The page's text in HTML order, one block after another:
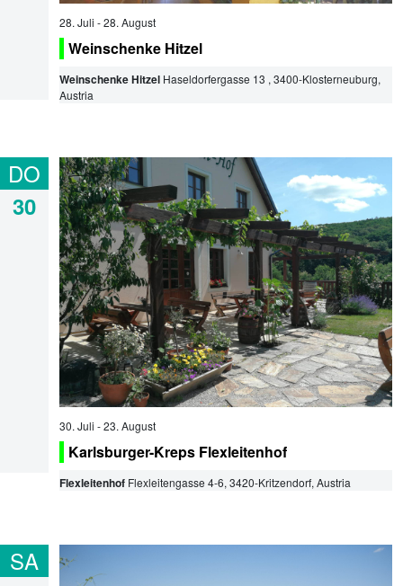
28. Juli -28. August
Weinschenke Hitzel
Weinschenke Hitzel Haseldorfergasse 13 , 3400-Klosterneuburg,
Austria
DO
30
30. Juli -23. August
Karlsburger-Kreps Flexleitenhof
Flexleitenhof Flexleitengasse 4-6, 3420-Kritzendorf, Austria
SA